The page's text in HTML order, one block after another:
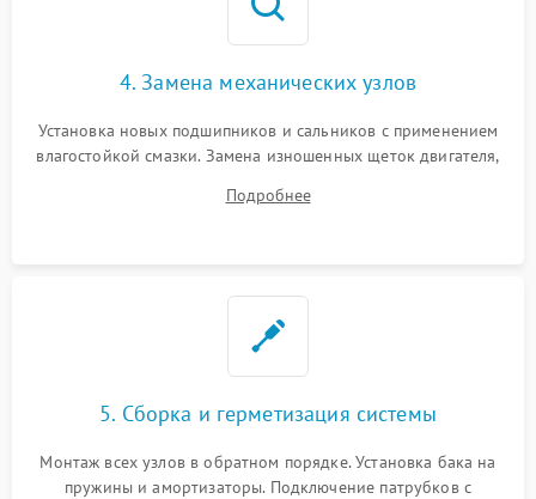
4. Замена механических узлов
Установка новых подшипников и сальников с применением
влагостойкой смазки. Замена изношенных щеток двигателя,
или поврежденной резиновой манжеты.
Подробнее
5. Сборка и герметизация системы
Монтаж всех узлов в обратном порядке. Установка бака на
пружины и амортизаторы. Подключение патрубков с